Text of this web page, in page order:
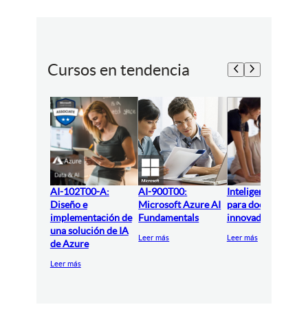
Cursos en tendencia
AI-102T00-A:
Diseño e
implementación de
una solución de IA
de Azure
Leer más
AI-900T00:
Microsoft Azure AI
Fundamentals
Leer más
Inteligencia
para docentes
innovadores
Leer más